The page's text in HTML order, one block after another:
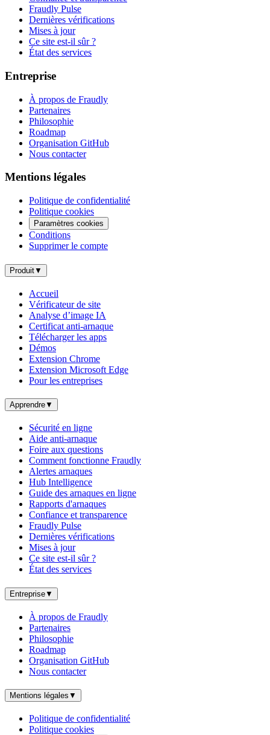
Fraudly Pulse
Dernières vérifications
Mises à jour
Ce site est-il sûr ?
État des services
Entreprise
À propos de Fraudly
Partenaires
Philosophie
Roadmap
Organisation GitHub
Nous contacter
Mentions légales
Politique de confidentialité
Politique cookies
Paramètres cookies
Conditions
Supprimer le compte
Produit▼
Accueil
Vérificateur de site
Analyse d’image IA
Certificat anti-arnaque
Télécharger les apps
Démos
Extension Chrome
Extension Microsoft Edge
Pour les entreprises
Apprendre▼
Sécurité en ligne
Aide anti-arnaque
Foire aux questions
Comment fonctionne Fraudly
Alertes arnaques
Hub Intelligence
Guide des arnaques en ligne
Rapports d'arnaques
Confiance et transparence
Fraudly Pulse
Dernières vérifications
Mises à jour
Ce site est-il sûr ?
État des services
Entreprise▼
À propos de Fraudly
Partenaires
Philosophie
Roadmap
Organisation GitHub
Nous contacter
Mentions légales ▼
Politique de confidentialité
Politique cookies